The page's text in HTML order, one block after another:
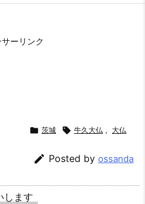
サーリンク
 茨城  牛久大仏 , 大仏
 Posted by ossanda
します